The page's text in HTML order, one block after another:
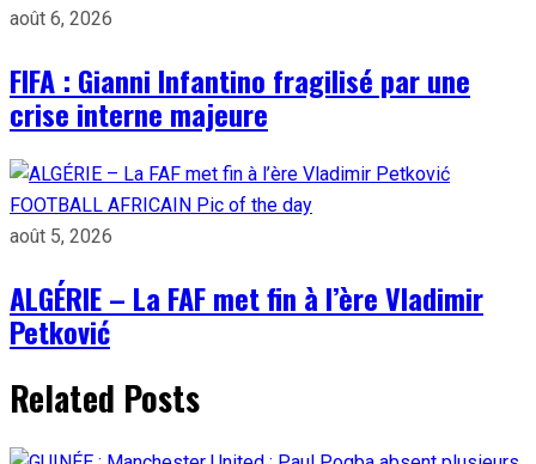
août 6, 2026
FIFA : Gianni Infantino fragilisé par une
crise interne majeure
FOOTBALL AFRICAIN Pic of the day
août 5, 2026
ALGÉRIE – La FAF met fin à l’ère Vladimir
Petković
Related Posts